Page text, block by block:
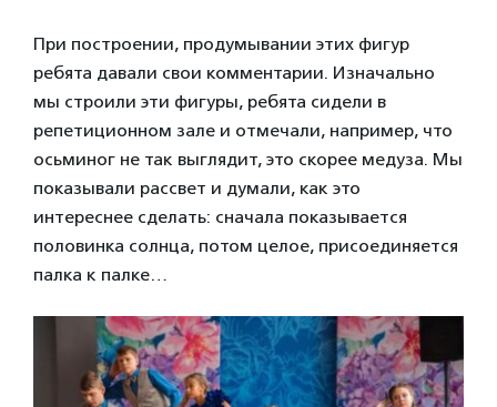
При построении, продумывании этих фигур
ребята давали свои комментарии. Изначально
мы строили эти фигуры, ребята сидели в
репетиционном зале и отмечали, например, что
осьминог не так выглядит, это скорее медуза. Мы
показывали рассвет и думали, как это
интереснее сделать: сначала показывается
половинка солнца, потом целое, присоединяется
палка к палке…